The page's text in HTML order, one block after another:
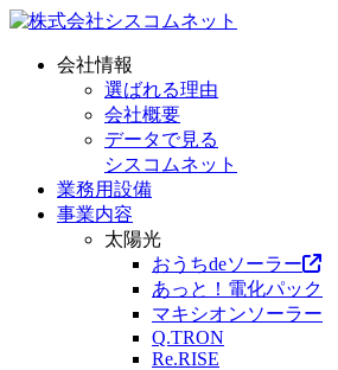
会社情報
選ばれる理由
会社概要
データで見る
シスコムネット
業務用設備
事業内容
太陽光
おうちdeソーラー
あっと！電化パック
マキシオンソーラー
Q.TRON
Re.RISE